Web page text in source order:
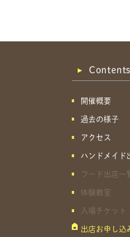
Contents
開催概要
過去の様子
アクセス
ハンドメイド
フード出店一
体験教室
入場チケット
出店お申し込